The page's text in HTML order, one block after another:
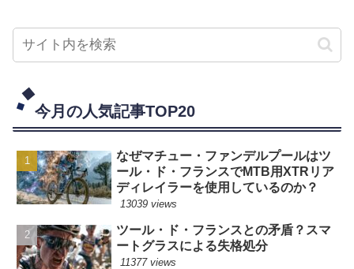
今月の人気記事TOP20
なぜマチュー・ファンデルプールはツ
ール・ド・フランスでMTB用XTRリア
ディレイラーを使用しているのか？
13039 views
ツール・ド・フランスとの矛盾？スマ
ートグラスによる失格処分
11377 views